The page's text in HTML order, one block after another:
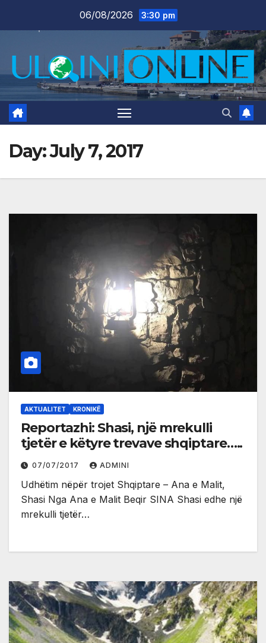
06/08/2026 3:30 pm
Day:July 7, 2017
AKTUALITET KRONIKË
Reportazhi: Shasi, një mrekulli
tjetër e këtyre trevave shqiptare…..
07/07/2017 ADMINI
Udhëtim nëpër trojet Shqiptare – Ana e Malit,
Shasi Nga Ana e Malit Beqir SINA Shasi edhe një
mrekulli tjetër…